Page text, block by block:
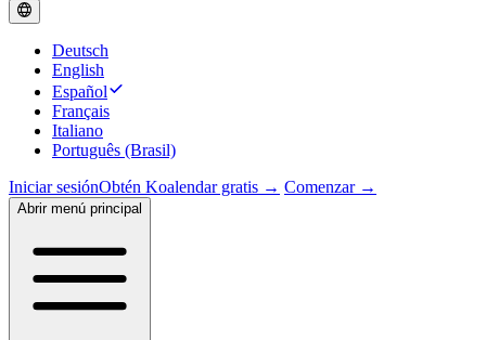
Deutsch
English
Español
Français
Italiano
Português (Brasil)
Iniciar sesiónObtén Koalendar gratis → Comenzar →
Abrir menú principal